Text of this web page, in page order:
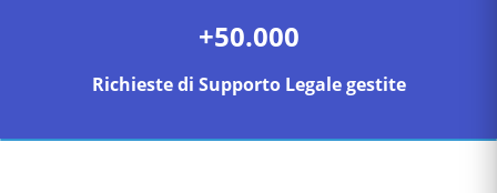
+50.000
Richieste di Supporto Legale gestite